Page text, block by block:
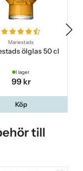
Mariestads
ölglas 50 cl
I lager
99 kr
Köp
till